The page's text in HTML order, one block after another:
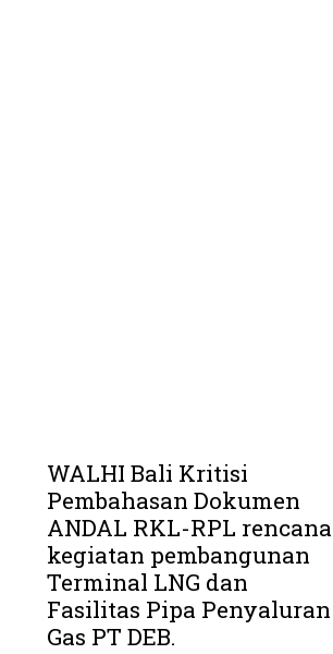
WALHI Bali Kritisi
Pembahasan Dokumen
ANDAL RKL-RPL rencana
kegiatan pembangunan
Terminal LNG dan
Fasilitas Pipa Penyaluran
Gas PT DEB.